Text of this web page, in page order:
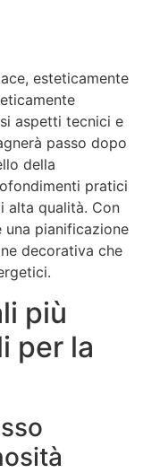
esteticamente
aspetti tecnici e
passo dopo
della
pratici
alta qualità. Con
pianificazione
decorativa che
più
per la